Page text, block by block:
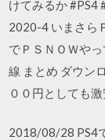
けてみるか #PS4
2020-4 いまさら
でＰＳＮＯＷや
線 まとめ ダウン
００円としても
2018/08/28 PS4